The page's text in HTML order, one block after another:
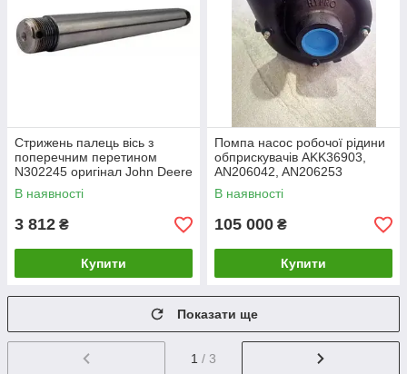
Стрижень палець вісь з
поперечним перетином
N302245 оригінал John Deere
В наявності
3 812 ₴
Купити
Помпа насос робочої рідини
обприскувачів AKK36903,
AN206042, AN206253
оригінал John Deere
В наявності
105 000 ₴
Купити
Показати ще
1 / 3